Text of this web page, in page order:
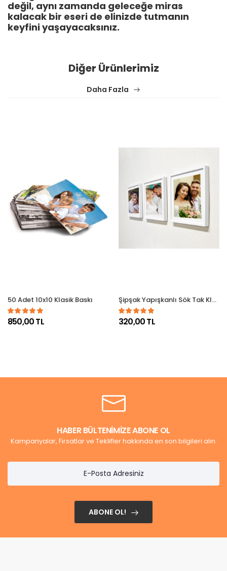
değil, aynı zamanda geleceğe miras
kalacak bir eseri de elinizde tutmanın
keyfini yaşayacaksınız.
Diğer Ürünlerimiz
Daha Fazla
50 Adet 10x10 Klasik Baskı
850,00 TL
Şipşak Yapışkanlı Sök Tak Klasik Kare Çerçeveler - 3'lü Paket
320,00 TL
HABER BÜLTENİMİZE ABONE OL
Kampanyalar, Fırsatlar ve Teklifler hakkında en son bilgileri alın.
ABONE OL!